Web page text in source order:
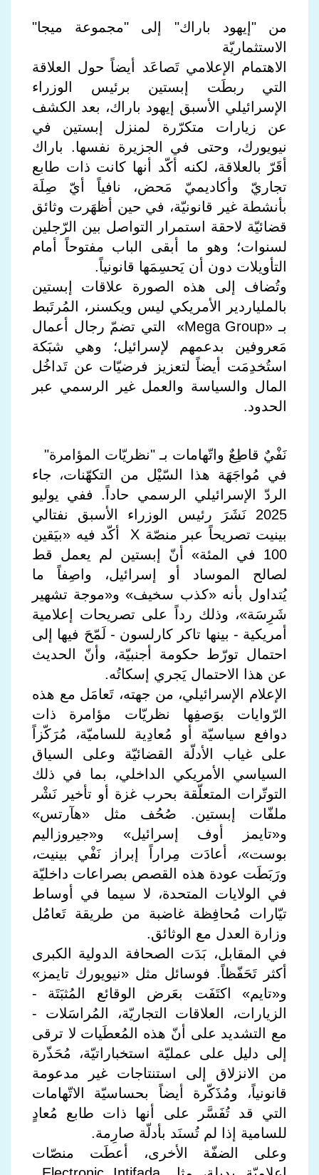
من "إيهود باراك" إلى "مجموعة ميجا"
الاستثماريّة
الاهتمام الإعلامي تَصاعَد أيضاً حول العلاقة
التي ربطَت إبستين برئيس الوزراء
الإسرائيلي الأسبق إيهود باراك، بعد الكشف
عن زيارات متكرّرة لمنزل إبستين في
نيويورك، وحتى في الجزيرة نفسها. باراك
أقَرّ بالعلاقة، لكنه أكّد أنها كانت ذات طابع
تجاريّ وأكاديميّ مَحض، نافياً أيّ صِلَة
بأنشطة غير قانونيّة، في حين أظهَرت وثائق
قضائيّة لاحقة استمرار التواصل بين الرّجلين
لسنوات؛ وهو ما أبقى الباب مفتوحاً أمام
التأويلات دون أن يَحسِمَها قانونياً.
وتُضاف إلى هذه الصورة علاقات إبستين
بالملياردير الأمريكي ليس ويكسنر، المُرتَبط
بـ «Mega Group» التي تضمّ رجال أعمال
مَعروفين بدعمهم لإسرائيل؛ وهي شبَكة
استُخدِمَت أيضاً لتعزيز فرضيّات عن تَداخُل
المال والسياسة والعمل غير الرسمي عبر
الحدود.
نَفْيٌ قاطِعٌ واتّهامات بـ "نظريّات المؤامرة"
في مُواجَهَة هذا السّيْل من التكهّنات، جاء
الردّ الإسرائيلي الرسمي حاداً. ففي يوليو
2025 نَشَرَ رئيس الوزراء الأسبق نفتالي
بينيت تصريحاً عبر منصّة X أكّد فيه «بيَقين
100 في المئة» أنّ إبستين لم يعمل قط
لصالح الموساد أو إسرائيل، واصِفاً ما
يُتداول بأنه «كذب سخيف» و«موجة تشهير
شَرِسَة»، وذلك رداً على تصريحات إعلامية
أمريكية - بينها تاكر كارلسون - لَمّحَ فيها إلى
احتمال تورّط حكومة أجنبيّة، وأنّ الحديث
عن هذا الاحتمال يَجري إسكاتُه.
الإعلام الإسرائيلي، من جهته، تَعامَل مع هذه
الرّوايات بوَصفِها نظريّات مؤامرة ذات
دوافع سياسيّة أو مُعادِية للساميّة، مُرَكّزاً
على غياب الأدلّة القضائيّة وعلى السياق
السياسي الأمريكي الداخلي، بما في ذلك
التوتّرات المتعلّقة بحرب غزة أو تأخير نَشْر
ملفّات إبستين. صُحُف مثل «هآرتس»
و«تايمز أوف إسرائيل» و«جيروزاليم
بوست»، أعادَت مِراراً إبراز نَفْي بينيت،
ورَبَطَت عودة هذه القصص بصراعات داخليّة
في الولايات المتحدة، لا سيما في أوساط
تيّارات مُحافِظة غاضبة من طريقة تَعامُل
وزارة العدل مع الوثائق.
في المقابل، بَدَت الصحافة الدولية الكبرى
أكثر تَحَفّظاً. فوسائل مثل «نيويورك تايمز»
و«تايم» اكتَفَت بعَرض الوقائع المُثبَتَة -
الزيارات، العلاقات التجاريّة، المُراسَلات -
مع التشديد على أنّ هذه المُعطَيات لا ترقى
إلى دليل على عمليّة استخباراتيّة، مُحَذّرة
من الانزلاق إلى استنتاجات غير مدعومة
قانونياً، ومُذَكّرة أيضاً بحساسيّة الاتّهامات
التي قد تُفَسَّر على أنها ذات طابع مُعادٍ
للسامية إذا لم تُسنَد بأدلّة صارِمة.
وعلى الضفّة الأخرى، أعطَت منصّات